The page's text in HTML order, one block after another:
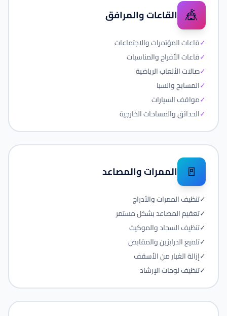
🎪 القاعات والمرافق
✓قاعات المؤتمرات والاجتماعات
✓قاعات الأفراح والمناسبات
✓صالات الألعاب الرياضية
✓المسابح والسبا
✓مواقف السيارات
✓الحدائق والمساحات الخارجية
🚪 الممرات والمصاعد
✓تنظيف الممرات والأدراج
✓تعقيم المصاعد بشكل مستمر
✓تنظيف السجاد والموكيت
✓تلميع الدرابزين والمقابض
✓إزالة الغبار من الأسقف
✓تنظيف لوحات الإرشاد